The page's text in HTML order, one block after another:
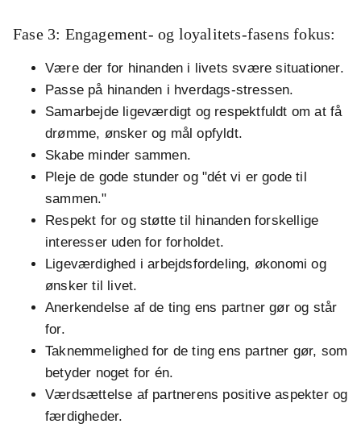
Fase 3: Engagement- og loyalitets-fasens fokus:
Være der for hinanden i livets svære situationer.
Passe på hinanden i hverdags-stressen.
Samarbejde ligeværdigt og respektfuldt om at få
drømme, ønsker og mål opfyldt.
Skabe minder sammen.
Pleje de gode stunder og "dét vi er gode til
sammen."
Respekt for og støtte til hinanden forskellige
interesser uden for forholdet.
Ligeværdighed i arbejdsfordeling, økonomi og
ønsker til livet.
Anerkendelse af de ting ens partner gør og står
for.
Taknemmelighed for de ting ens partner gør, som
betyder noget for én.
Værdsættelse af partnerens positive aspekter og
færdigheder.